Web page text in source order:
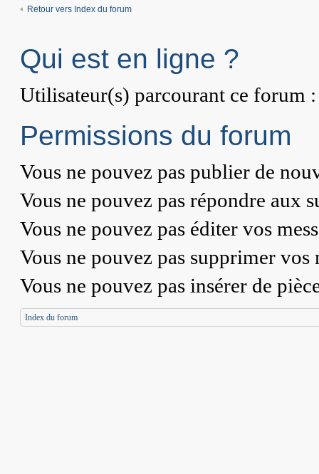
Retour vers Index du forum
Qui est en ligne ?
Utilisateur(s) parcourant ce forum
Permissions du forum
Vous ne pouvez pas publier de
Vous ne pouvez pas répondre aux
Vous ne pouvez pas éditer vos
Vous ne pouvez pas supprimer vos
Vous ne pouvez pas insérer de
Index du forum